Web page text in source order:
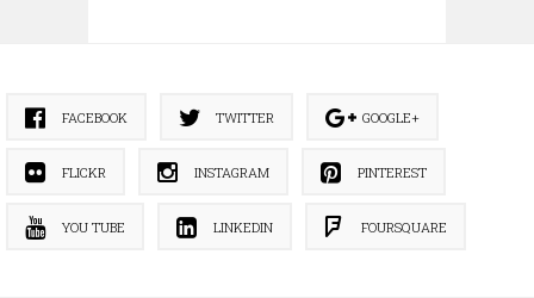
FACEBOOK TWITTER GOOGLE+
FLICKR INSTAGRAM PINTEREST
YOU TUBE LINKEDIN FOURSQUARE